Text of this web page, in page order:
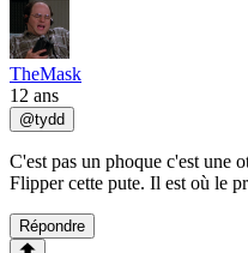
TheMask
12 ans
@tydd
C'est pas un phoque c'est une
Flipper cette pute. Il est où le
Répondre